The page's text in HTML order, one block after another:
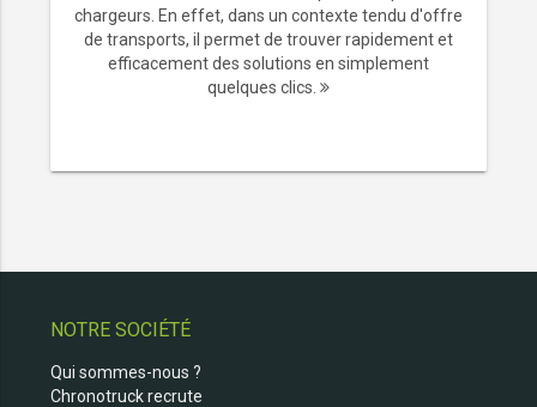
chargeurs. En effet, dans un contexte tendu d'offre
de transports, il permet de trouver rapidement et
efficacement des solutions en simplement
quelques clics.
NOTRE SOCIÉTÉ
Qui sommes-nous ?
Chronotruck recrute